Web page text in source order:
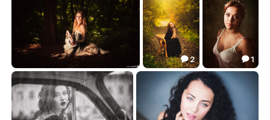
***
6.95
***
18.30
 2
Портрет
10.73
 1